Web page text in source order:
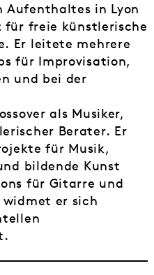
Aufenthaltes in Lyon
für freie künstlerische
Er leitete mehrere
für Improvisation,
und bei der
als Musiker,
Berater. Er
für Musik,
bildende Kunst
für Gitarre und
widmet er sich